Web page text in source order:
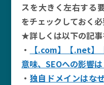
スを大きく左右する
をチェックしておく必
★詳しくは以下の記事
・
【.com】【.net】
意味、SEOへの影響は
・ 独自ドメインはな